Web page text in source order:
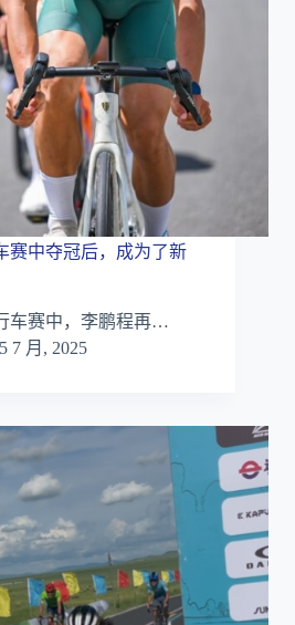
赛中夺冠后，成为了新
车赛中，李鹏程再…
7 月, 2025